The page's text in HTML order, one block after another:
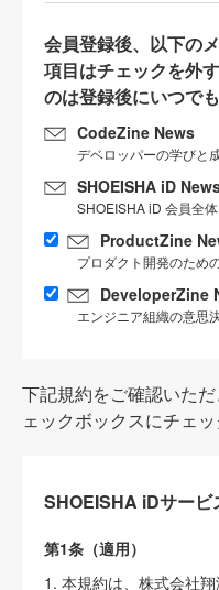
会員登録後、以下の
項目はチェックを外
のは登録後にいつで
CodeZine News
デベロッパーの学びと
SHOEISHA iD
SHOEISHA iD 会員全
ProductZine
プロダクト開発のため
DeveloperZine
エンジニア組織の意思
下記規約をご確認いた
ェックボックスにチェ
SHOEISHA iDサービ
第1条（適用）
1. 本規約は、株式会社